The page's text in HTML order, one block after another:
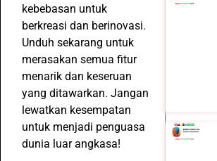
kebebasan untuk
berkreasi dan berinovasi.
Unduh sekarang untuk
merasakan semua fitur
menarik dan keseruan
yang ditawarkan. Jangan
lewatkan kesempatan
untuk menjadi penguasa
dunia luar angkasa!